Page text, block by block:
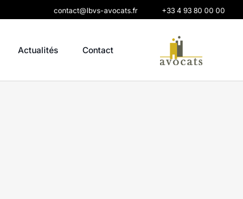
contact@lbvs-avocats.fr +33 4 93 80 00 00
Actualités Contact